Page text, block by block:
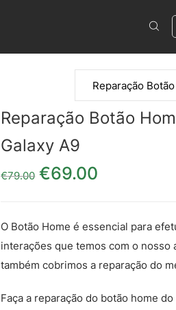
Reparação Botão
Galaxy A9
€79.00 O preço original era:
€69.00
O Botão Home é essencial para
interações que temos com o nosso
também cobrimos a reparação do
Faça a reparação do botão home